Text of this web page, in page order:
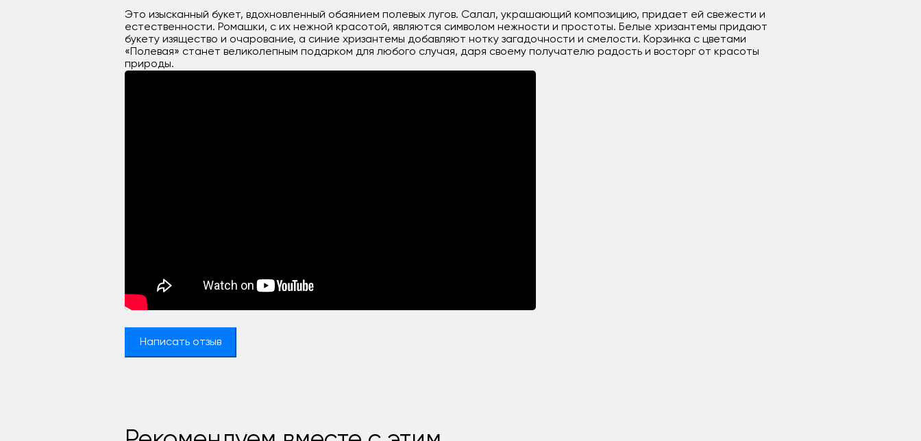
Это изысканный букет, вдохновленный обаянием полевых лугов. Салал, украшающий композицию, придает ей свежести и
естественности. Ромашки, с их нежной красотой, являются символом нежности и простоты. Белые хризантемы придают
букету изящество и очарование, а синие хризантемы добавляют нотку загадочности и смелости. Корзинка с цветами
«Полевая» станет великолепным подарком для любого случая, даря своему получателю радость и восторг от красоты
природы.
Написать отзыв